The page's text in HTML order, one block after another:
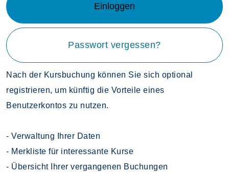
Einloggen
Passwort vergessen?
Nach der Kursbuchung können Sie sich optional
registrieren, um künftig die Vorteile eines
Benutzerkontos zu nutzen.
- Verwaltung Ihrer Daten
- Merkliste für interessante Kurse
- Übersicht Ihrer vergangenen Buchungen